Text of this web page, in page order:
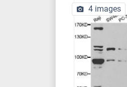
4 images